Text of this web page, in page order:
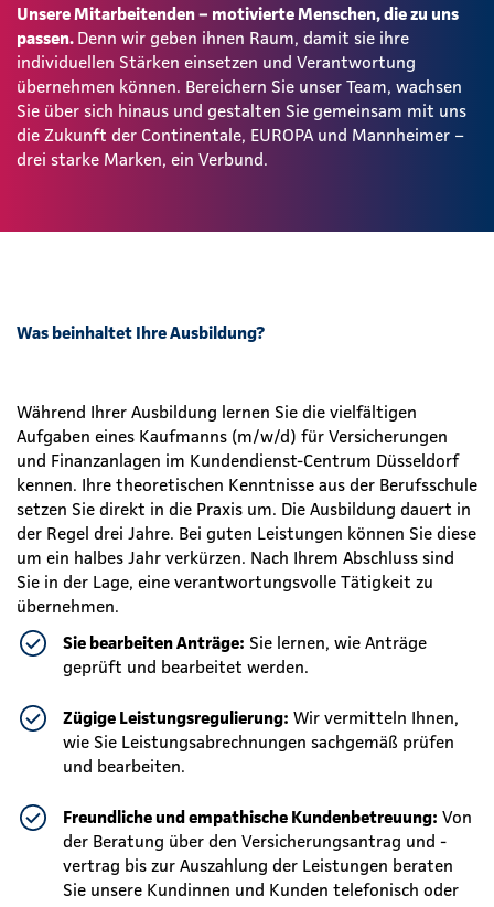
Unsere Mitarbeitenden – motivierte Menschen, die zu uns
passen. Denn wir geben ihnen Raum, damit sie ihre
individuellen Stärken einsetzen und Verantwortung
übernehmen können. Bereichern Sie unser Team, wachsen
Sie über sich hinaus und gestalten Sie gemeinsam mit uns
die Zukunft der Continentale, EUROPA und Mannheimer –
drei starke Marken, ein Verbund.
Was beinhaltet Ihre Ausbildung?
Während Ihrer Ausbildung lernen Sie die vielfältigen
Aufgaben eines Kaufmanns (m/w/d) für Versicherungen
und Finanzanlagen im Kundendienst-Centrum Düsseldorf
kennen. Ihre theoretischen Kenntnisse aus der Berufsschule
setzen Sie direkt in die Praxis um. Die Ausbildung dauert in
der Regel drei Jahre. Bei guten Leistungen können Sie diese
um ein halbes Jahr verkürzen. Nach Ihrem Abschluss sind
Sie in der Lage, eine verantwortungsvolle Tätigkeit zu
übernehmen.
Sie bearbeiten Anträge: Sie lernen, wie Anträge
geprüft und bearbeitet werden.
Zügige Leistungsregulierung: Wir vermitteln Ihnen,
wie Sie Leistungsabrechnungen sachgemäß prüfen
und bearbeiten.
Freundliche und empathische Kundenbetreuung: Von
der Beratung über den Versicherungsantrag und -
vertrag bis zur Auszahlung der Leistungen beraten
Sie unsere Kundinnen und Kunden telefonisch oder